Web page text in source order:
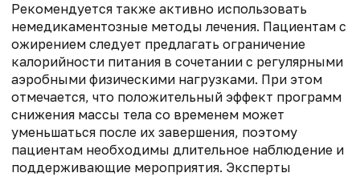
Рекомендуется также активно использовать
немедикаментозные методы лечения. Пациентам с
ожирением следует предлагать ограничение
калорийности питания в сочетании с регулярными
аэробными физическими нагрузками. При этом
отмечается, что положительный эффект программ
снижения массы тела со временем может
уменьшаться после их завершения, поэтому
пациентам необходимы длительное наблюдение и
поддерживающие мероприятия. Эксперты